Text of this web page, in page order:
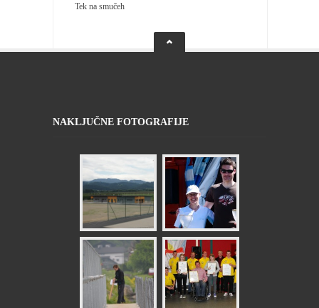
Tek na smučeh
NAKLJUČNE FOTOGRAFIJE